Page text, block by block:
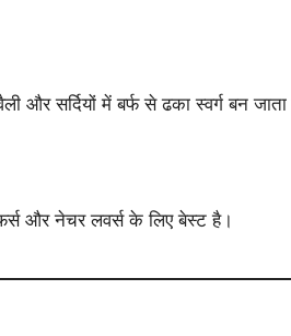
और सर्दियों में बर्फ से ढका स्वर्ग बन जाता
और नेचर लवर्स के लिए बेस्ट है।